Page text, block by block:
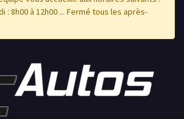
: 8h00 à 12h00 ... Fermé tous les après-